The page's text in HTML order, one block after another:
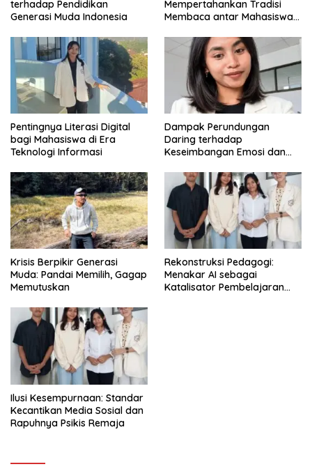
terhadap Pendidikan
Generasi Muda Indonesia
Mempertahankan Tradisi
Membaca antar Mahasiswa
Pentingnya Literasi Digital
bagi Mahasiswa di Era
Teknologi Informasi
Dampak Perundungan
Daring terhadap
Keseimbangan Emosi dan
Krisis Berpikir Generasi
Muda: Pandai Memilih, Gagap
Memutuskan
Rekonstruksi Pedagogi:
Menakar AI sebagai
Katalisator Pembelajaran
Ilusi Kesempurnaan: Standar
Kecantikan Media Sosial dan
Rapuhnya Psikis Remaja